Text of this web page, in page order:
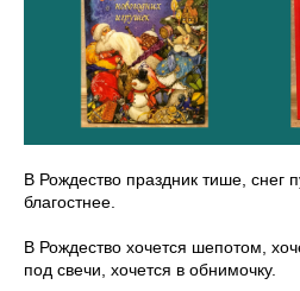
В Рождество праздник тише, снег
благостнее.
В Рождество хочется шепотом,
под свечи, хочется в обнимочку.